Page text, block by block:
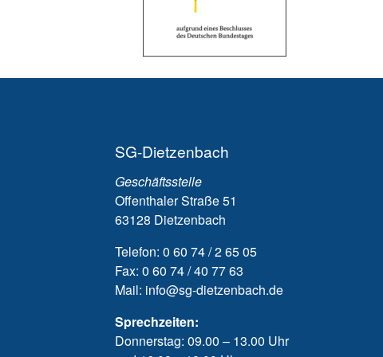
SG-Dietzenbach
Geschäftsstelle
Offenthaler Straße 51
63128 Dietzenbach
Telefon: 0 60 74 / 2 65 05
Fax: 0 60 74 / 40 77 63
Mail: info@sg-dietzenbach.de
Sprechzeiten:
Donnerstag: 09.00 – 13.00 Uhr
Neue Freunde
Die SG ist mein Verein,
weil ich da viele Freunde
kennengelernt habe